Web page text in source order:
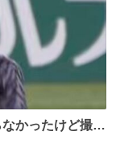
かったけど撮っ
斗